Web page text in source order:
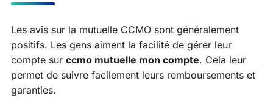
Les avis sur la mutuelle CCMO sont généralement
positifs. Les gens aiment la facilité de gérer leur
compte sur ccmo mutuelle mon compte. Cela leur
permet de suivre facilement leurs remboursements et
garanties.